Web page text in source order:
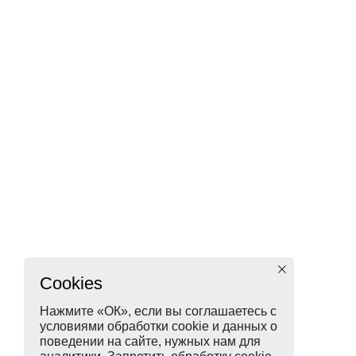
Cookies
Нажмите «ОК», если вы соглашаетесь с
условиями обработки cookie и данных о
поведении на сайте, нужных нам для